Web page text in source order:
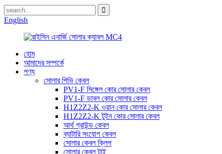
English
হোম
আমাদের সম্পর্কে
পণ্য
সোলার পিভি কেবল
PV1-F সিঙ্গেল কোর সোলার কেবল
PV1-F ডাবল কোর সোলার কেবল
H1Z2Z2-K ওয়ান কোর সোলার কেবল
H1Z2Z2-K টুইন কোর সোলার কেবল
আর্থ গ্রাউন্ড কেবল
ব্যাটারি সংযোগ কেবল
সোলার কেবল ক্লিপ
সোলার কেবল টাই